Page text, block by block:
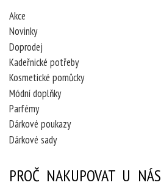
Akce
Novinky
Doprodej
Kadeřnické potřeby
Kosmetické pomůcky
Módní doplňky
Parfémy
Dárkové poukazy
Dárkové sady
PROČ NAKUPOVAT U NÁS